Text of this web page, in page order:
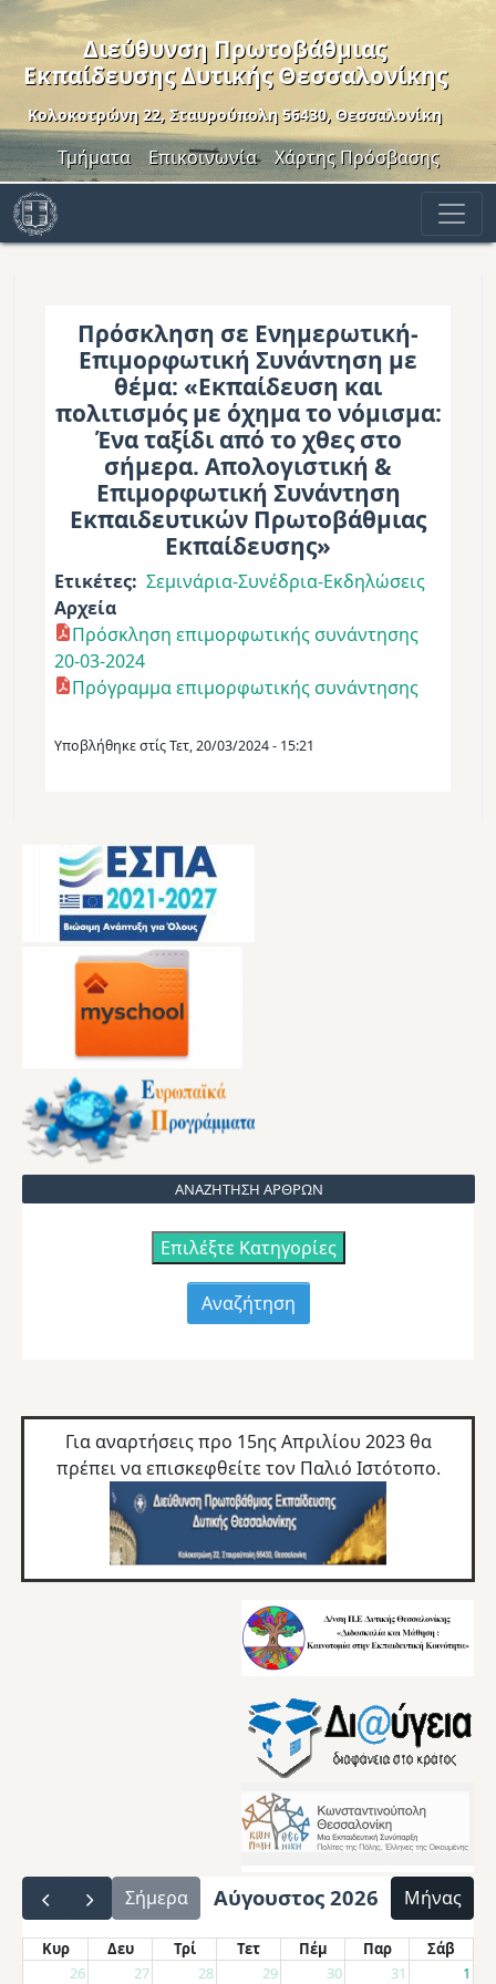
Παράκαμψη προς το κυρίως περιεχόμενο
Διεύθυνση Πρωτοβάθμιας
Εκπαίδευσης Δυτικής Θεσσαλονίκης
Κολοκοτρώνη 22, Σταυρούπολη 56430, Θεσσαλονίκη
Header Menu
Τμήματα Επικοινωνία Χάρτης Πρόσβασης
ΑΝΑΖΗΤΗΣΗ ΑΡΘΡΩΝ
Επιλέξτε Κατηγορίες
Πρόσκληση σε Ενημερωτική-
Επιμορφωτική Συνάντηση με
θέμα: «Εκπαίδευση και
πολιτισμός με όχημα το νόμισμα:
Ένα ταξίδι από το χθες στο
σήμερα. Απολογιστική &
Επιμορφωτική Συνάντηση
Εκπαιδευτικών Πρωτοβάθμιας
Εκπαίδευσης»
Ετικέτες Σεμινάρια-Συνέδρια-Εκδηλώσεις
Αρχεία
Πρόσκληση επιμορφωτικής συνάντησης
20-03-2024
Πρόγραμμα επιμορφωτικής συνάντησης
Υποβλήθηκε στίςΤετ, 20/03/2024 - 15:21
Για αναρτήσεις προ 15ης Απριλίου 2023 θα
πρέπει να επισκεφθείτε τον Παλιό Ιστότοπο.
Σήμερα Αύγουστος 2026 Μήνας
Κυρ Δευ Τρί Τετ Πέμ Παρ
Σάβ
26
27 28 29 30 31 1